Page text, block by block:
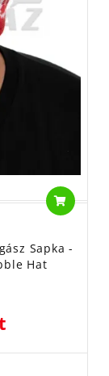
Sapka -
Hat